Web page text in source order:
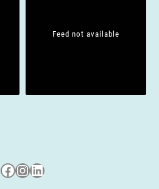
Feed not available
Besuche uns auf Facebook
Besuche uns auf Instagram
LinkedIn